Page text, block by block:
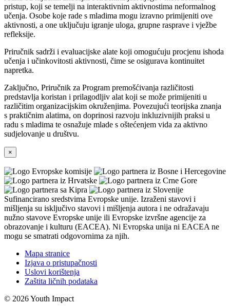
pristup, koji se temelji na interaktivnim aktivnostima neformalnog
učenja. Osobe koje rade s mladima mogu izravno primijeniti ove
aktivnosti, a one uključuju igranje uloga, grupne rasprave i vježbe
refleksije.
Priručnik sadrži i evaluacijske alate koji omogućuju procjenu ishoda
učenja i učinkovitosti aktivnosti, čime se osigurava kontinuitet
napretka.
Zaključno, Priručnik za Program premošćivanja različitosti
predstavlja koristan i prilagodljiv alat koji se može primijeniti u
različitim organizacijskim okruženjima. Povezujući teorijska znanja
s praktičnim alatima, on doprinosi razvoju inkluzivnijih praksi u
radu s mladima te osnažuje mlade s oštećenjem vida za aktivno
sudjelovanje u društvu.
×
Sufinancirano sredstvima Evropske unije. Izraženi stavovi i
mišljenja su isključivo stavovi i mišljenja autora i ne odražavaju
nužno stavove Evropske unije ili Evropske izvršne agencije za
obrazovanje i kulturu (EACEA). Ni Evropska unija ni EACEA ne
mogu se smatrati odgovornima za njih.
Mapa stranice
Izjava o pristupačnosti
Uslovi korištenja
Zaštita ličnih podataka
© 2026 Youth Impact